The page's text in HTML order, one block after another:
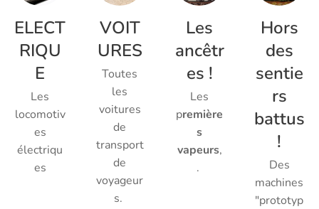
ELECT
RIQU
E
Les
locomotiv
es
électriqu
es
VOIT
URES
Toutes
les
voitures
de
transport
de
voyageur
s.
Les
ancêtr
es !
Les
première
s
vapeurs,
.
Hors
des
sentie
rs
battus
!
Des
machines
"prototyp